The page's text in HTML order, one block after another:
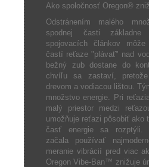
Ako spoločnosť Oregon®
Odstránením malého
spodnej časti
spojovacích článkov
častí reťaze "plávať" nad
bežný zub dostane do
chvíľu sa zastaví,
drevom a vodiacou lištou.
množstvo energie. Pri
malý priestor medzi
umožňuje reťazi pôsobiť ako
časť energie sa rozptýli.
začala používať
meranie vibrácií pred viac
Oregon Vibe-Ban™ znižuje